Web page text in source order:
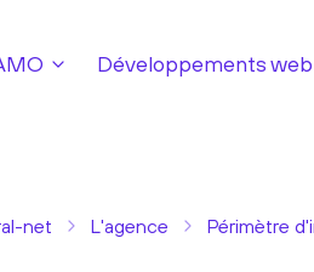
Développements web
net L'agence Périmètre